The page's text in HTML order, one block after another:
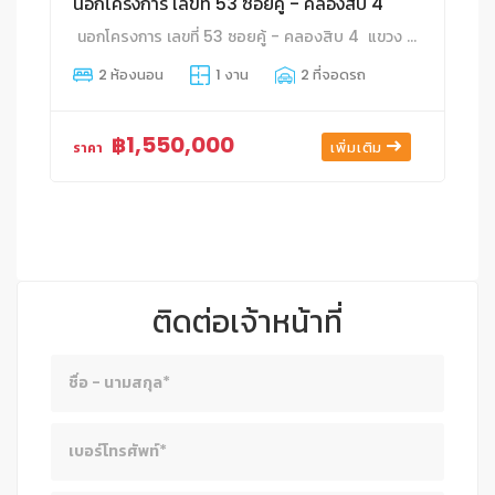
นอกโครงการ เลขที่ 53 ซอยคู้ - คลองสิบ 4 แขวง คู้ฝั่งเหนือ เขต หนองจอก จังหวัด กทม.
2 ห้องนอน 1 งาน 2 ที่จอดรถ
ราคา ฿1,550,000 เพิ่มเติม
ติดต่อเจ้าหน้าที่